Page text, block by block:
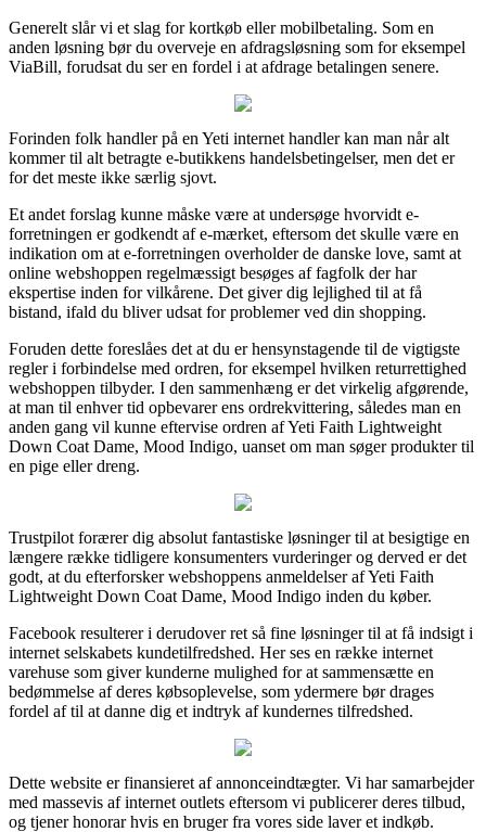
Generelt slår vi et slag for kortkøb eller mobilbetaling. Som en
anden løsning bør du overveje en afdragsløsning som for eksempel
ViaBill, forudsat du ser en fordel i at afdrage betalingen senere.
Forinden folk handler på en Yeti internet handler kan man når alt
kommer til alt betragte e-butikkens handelsbetingelser, men det er
for det meste ikke særlig sjovt.
Et andet forslag kunne måske være at undersøge hvorvidt e-
forretningen er godkendt af e-mærket, eftersom det skulle være en
indikation om at e-forretningen overholder de danske love, samt at
online webshoppen regelmæssigt besøges af fagfolk der har
ekspertise inden for vilkårene. Det giver dig lejlighed til at få
bistand, ifald du bliver udsat for problemer ved din shopping.
Foruden dette foreslåes det at du er hensynstagende til de vigtigste
regler i forbindelse med ordren, for eksempel hvilken returrettighed
webshoppen tilbyder. I den sammenhæng er det virkelig afgørende,
at man til enhver tid opbevarer ens ordrekvittering, således man en
anden gang vil kunne eftervise ordren af Yeti Faith Lightweight
Down Coat Dame, Mood Indigo, uanset om man søger produkter til
en pige eller dreng.
Trustpilot forærer dig absolut fantastiske løsninger til at besigtige en
længere række tidligere konsumenters vurderinger og derved er det
godt, at du efterforsker webshoppens anmeldelser af Yeti Faith
Lightweight Down Coat Dame, Mood Indigo inden du køber.
Facebook resulterer i derudover ret så fine løsninger til at få indsigt i
internet selskabets kundetilfredshed. Her ses en række internet
varehuse som giver kunderne mulighed for at sammensætte en
bedømmelse af deres købsoplevelse, som ydermere bør drages
fordel af til at danne dig et indtryk af kundernes tilfredshed.
Dette website er finansieret af annonceindtægter. Vi har samarbejder
med massevis af internet outlets eftersom vi publicerer deres tilbud,
og tjener honorar hvis en bruger fra vores side laver et indkøb.